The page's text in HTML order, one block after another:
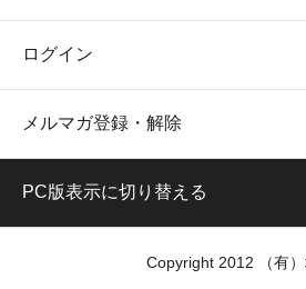
ログイン
メルマガ登録・解除
PC版表示に切り替える
Copyright 2012 （有